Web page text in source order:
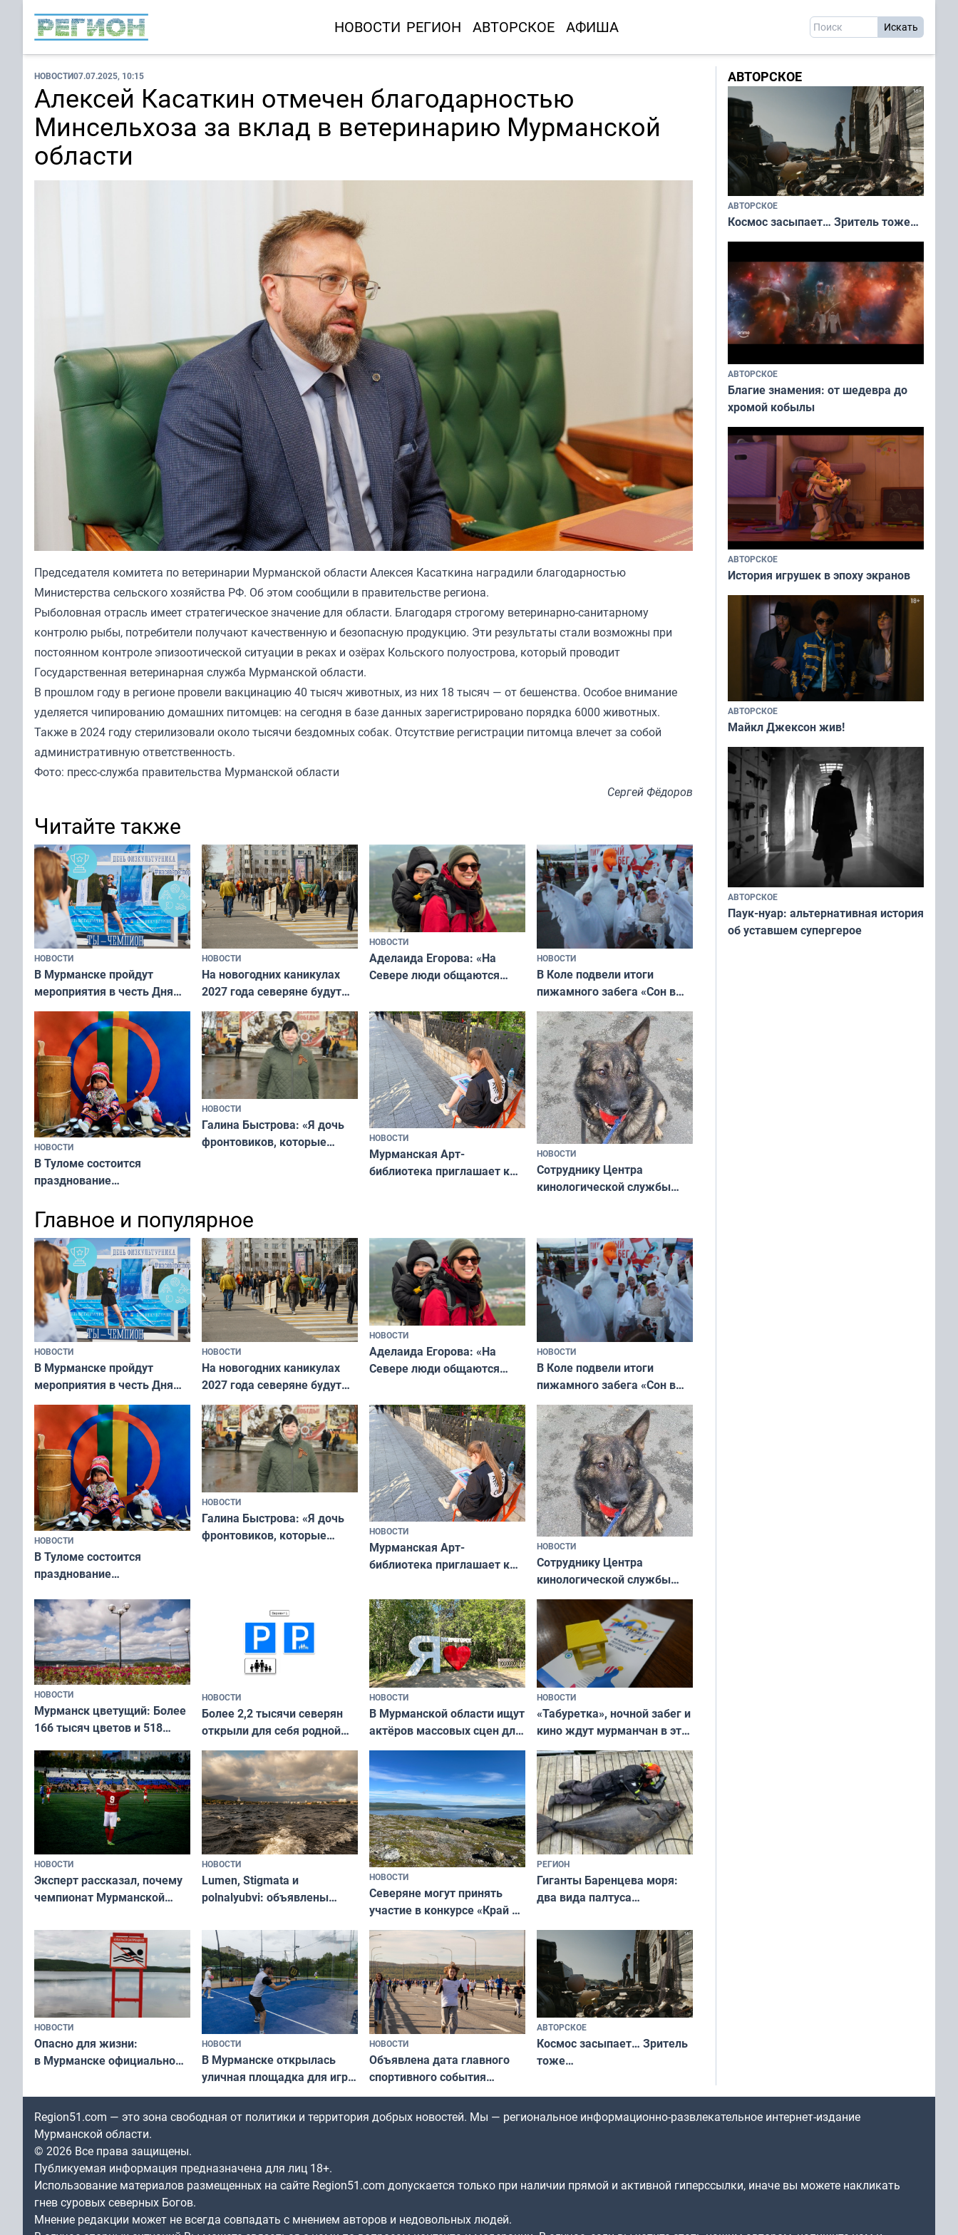
НОВОСТИ РЕГИОН АВТОРСКОЕ АФИША
НОВОСТИ07.07.2025, 10:15
Алексей Касаткин отмечен благодарностью
Минсельхоза за вклад в ветеринарию Мурманской
области
Председателя комитета по ветеринарии Мурманской области Алексея Касаткина наградили благодарностью
Министерства сельского хозяйства РФ. Об этом сообщили в правительстве региона.
Рыболовная отрасль имеет стратегическое значение для области. Благодаря строгому ветеринарно-санитарному
контролю рыбы, потребители получают качественную и безопасную продукцию. Эти результаты стали возможны при
постоянном контроле эпизоотической ситуации в реках и озёрах Кольского полуострова, который проводит
Государственная ветеринарная служба Мурманской области.
В прошлом году в регионе провели вакцинацию 40 тысяч животных, из них 18 тысяч — от бешенства. Особое внимание
уделяется чипированию домашних питомцев: на сегодня в базе данных зарегистрировано порядка 6000 животных.
Также в 2024 году стерилизовали около тысячи бездомных собак. Отсутствие регистрации питомца влечет за собой
административную ответственность.
Фото: пресс-служба правительства Мурманской области
Сергей Фёдоров
Читайте также
НОВОСТИ
В Мурманске пройдут
мероприятия в честь Дня
физкультурника
НОВОСТИ
На новогодних каникулах
2027 года северяне будут
отдыхать 11 дней
НОВОСТИ
Аделаида Егорова: «На
Севере люди общаются
а потому что
ты им интересен»
НОВОСТИ
В Коле подвели итоги
пижамного забега «Сон в
Олимпийскую ночь»
НОВОСТИ
В Туломе состоится
празднование
коренных народов мира
НОВОСТИ
Галина Быстрова: «Я дочь
фронтовиков, которые
НОВОСТИ
Мурманская Арт-
библиотека приглашает к
НОВОСТИ
Сотруднику Центра
кинологической службы
Главное и популярное
НОВОСТИ
В Мурманске пройдут
мероприятия в честь Дня
физкультурника
НОВОСТИ
На новогодних каникулах
2027 года северяне будут
отдыхать 11 дней
НОВОСТИ
Аделаида Егорова: «На
Севере люди общаются
а потому что
ты им интересен»
НОВОСТИ
В Коле подвели итоги
пижамного забега «Сон в
Олимпийскую ночь»
НОВОСТИ
В Туломе состоится
празднование
коренных народов мира
НОВОСТИ
Галина Быстрова: «Я дочь
фронтовиков, которые
НОВОСТИ
Мурманская Арт-
библиотека приглашает к
и фотографов
НОВОСТИ
Сотруднику Центра
кинологической службы
ищут новый дом
НОВОСТИ
Мурманск цветущий: Более
166 тысяч цветов и 518
НОВОСТИ
Более 2,2 тысячи северян
открыли для себя родной
край в рамках проекта
«Туризм для своих»
НОВОСТИ
В Мурманской области ищут
актёров массовых сцен для
съёмок в
короткометражном фильме
НОВОСТИ
«Табуретка», ночной забег и
кино ждут мурманчан в эти
выходные
НОВОСТИ
Эксперт рассказал, почему
чемпионат Мурманской
незамеченным
НОВОСТИ
Lumen, Stigmata и
polnalyubvi: объявлены
«Имандра» в 2026 года
НОВОСТИ
Северяне могут принять
участие в конкурсе «Край у
северной границы: фотогид
по Печенгскому округу»
РЕГИОН
Гиганты Баренцева моря:
два вида палтуса
НОВОСТИ
Опасно для жизни:
в Мурманске официально
в городских водоёмах
НОВОСТИ
В Мурманске открылась
уличная площадка для игры
в падел
НОВОСТИ
Объявлена дата главного
спортивного события
Заполярья: как зарождался
фестиваль «Гольфстрим»
АВТОРСКОЕ
Космос засыпает… Зритель
тоже…
АВТОРСКОЕ
АВТОРСКОЕ
Космос засыпает… Зритель тоже…
АВТОРСКОЕ
Благие знамения: от шедевра до
хромой кобылы
АВТОРСКОЕ
История игрушек в эпоху экранов
АВТОРСКОЕ
Майкл Джексон жив!
АВТОРСКОЕ
Паук-нуар: альтернативная история
об уставшем супергерое
Region51.com — это зона свободная от политики и территория добрых новостей. Мы — региональное информационно-развлекательное интернет-издание
Мурманской области.
© 2026 Все права защищены.
Публикуемая информация предназначена для лиц 18+.
Использование материалов размещенных на сайте Region51.com допускается только при наличии прямой и активной гиперссылки, иначе вы можете накликать
гнев суровых северных Богов.
Мнение редакции может не всегда совпадать с мнением авторов и недовольных людей.